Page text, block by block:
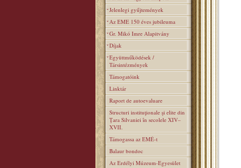
Jelenlegi gyűjtemények
Az EME 150 éves jubileuma
Gr. Mikó Imre Alapitvány
Díjak
Együttműködések /
Társintézmények
Támogatóink
Linktár
Raport de autoevaluare
Structuri instituţionale şi elite din
Ţara Silvaniei în secolele XIV–
XVII.
Támogassa az EMÉ-t
Balaur bondoc
Az Erdélyi Múzeum-Egyesület